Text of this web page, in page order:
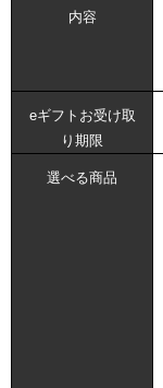
内容
eギフトお受け取
り期限
選べる商品